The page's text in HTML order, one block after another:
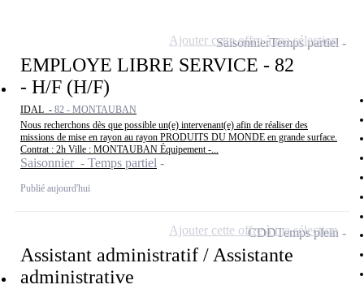
EMPLOYE LIBRE SERVICE - 82
- H/F (H/F)
IDAL - 82 - MONTAUBAN
Nous recherchons dès que possible un(e) intervenant(e) afin de réaliser des
missions de mise en rayon au rayon PRODUITS DU MONDE en grande surface.
Contrat : 2h Ville : MONTAUBAN Équipement -...
Saisonnier - Temps partiel
Publié aujourd'hui
SaisonnierTemps partiel
Ajouter cette offre à ma sélection
Assistant administratif / Assistante
administrative
CDDTemps plein
Ajouter cette offre à ma sélection